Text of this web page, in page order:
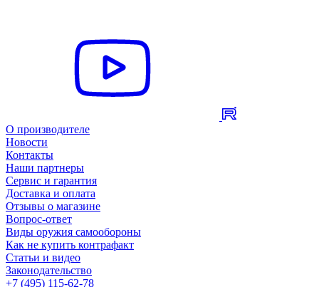
О производителе
Новости
Контакты
Наши партнеры
Сервис и гарантия
Доставка и оплата
Отзывы о магазине
Вопрос-ответ
Виды оружия самообороны
Как не купить контрафакт
Статьи и видео
Законодательство
+7 (495) 115-62-78